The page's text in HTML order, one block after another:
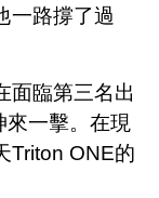
一路撐了過
面臨第三名出
來一擊。在現
Triton ONE的